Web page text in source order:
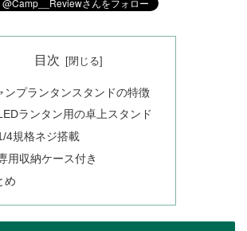
目次
ンプランタンスタンドの特徴
ランタン用の卓上スタンド
4規格ネジ搭載
用収納ケース付き
め